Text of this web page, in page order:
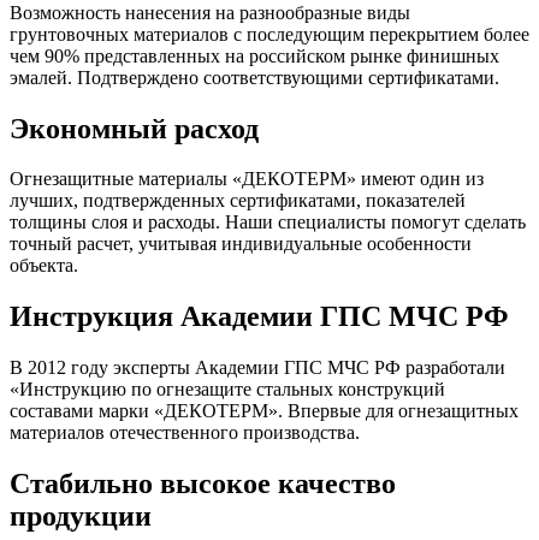
Возможность нанесения на разнообразные виды
грунтовочных материалов с последующим перекрытием более
чем 90% представленных на российском рынке финишных
эмалей. Подтверждено соответствующими сертификатами.
Экономный расход
Огнезащитные материалы «ДЕКОТЕРМ» имеют один из
лучших, подтвержденных сертификатами, показателей
толщины слоя и расходы. Наши специалисты помогут сделать
точный расчет, учитывая индивидуальные особенности
объекта.
Инструкция Академии ГПС МЧС РФ
В 2012 году эксперты Академии ГПС МЧС РФ разработали
«Инструкцию по огнезащите стальных конструкций
составами марки «ДЕКОТЕРМ». Впервые для огнезащитных
материалов отечественного производства.
Стабильно высокое качество
продукции